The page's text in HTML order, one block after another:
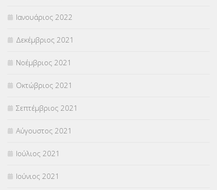
Ιανουάριος 2022
Δεκέμβριος 2021
Νοέμβριος 2021
Οκτώβριος 2021
Σεπτέμβριος 2021
Αύγουστος 2021
Ιούλιος 2021
Ιούνιος 2021